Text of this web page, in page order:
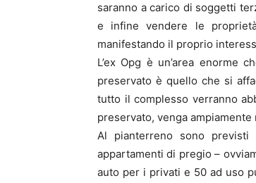
saranno a carico di soggetti
e infine vendere le
manifestando il proprio
L’ex Opg è un’area enorme
preservato è quello che si
tutto il complesso verranno
preservato, venga ampiamente
Al pianterreno sono
appartamenti di pregio –
auto per i privati e 50 ad uso